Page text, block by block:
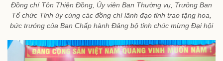
Đồng chí Tôn Thiện Đồng, Ủy viên Ban Thường vụ, Trưởng Ban
Tổ chức Tỉnh ủy cùng các đồng chí lãnh đạo tỉnh trao tặng hoa,
bức trướng của Ban Chấp hành Đảng bộ tỉnh chúc mừng Đại hội